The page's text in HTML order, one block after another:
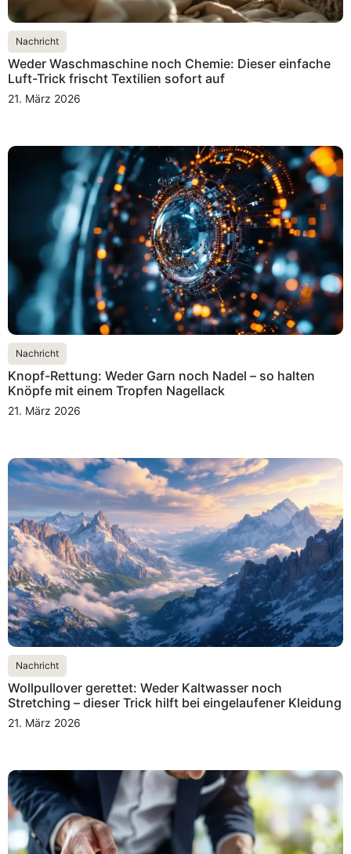
Nachricht
Weder Waschmaschine noch Chemie: Dieser einfache
Luft-Trick frischt Textilien sofort auf
21. März 2026
Nachricht
Knopf-Rettung: Weder Garn noch Nadel – so halten
Knöpfe mit einem Tropfen Nagellack
21. März 2026
Nachricht
Wollpullover gerettet: Weder Kaltwasser noch
Stretching – dieser Trick hilft bei eingelaufener Kleidung
21. März 2026